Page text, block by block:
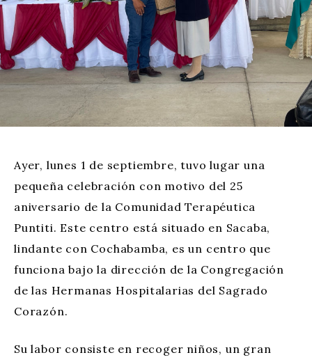
Ayer, lunes 1 de septiembre, tuvo lugar una
pequeña celebración con motivo del 25
aniversario de la Comunidad Terapéutica
Puntiti. Este centro está situado en Sacaba,
lindante con Cochabamba, es un centro que
funciona bajo la dirección de la Congregación
de las Hermanas Hospitalarias del Sagrado
Corazón.
Su labor consiste en recoger niños, un gran